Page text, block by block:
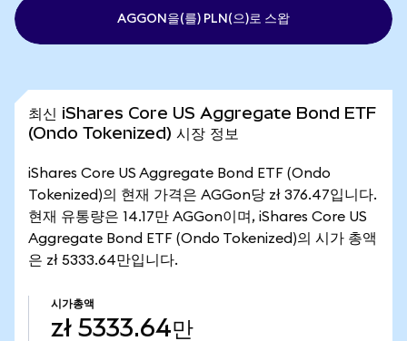
AGGON을(를) PLN(으)로 스왑
최신 iShares Core US Aggregate Bond ETF
(Ondo Tokenized) 시장 정보
iShares Core US Aggregate Bond ETF (Ondo
Tokenized)의 현재 가격은 AGGon당 zł 376.47입니다.
현재 유통량은 14.17만 AGGon이며, iShares Core US
Aggregate Bond ETF (Ondo Tokenized)의 시가 총액
은 zł 5333.64만입니다.
시가총액
zł 5333.64만